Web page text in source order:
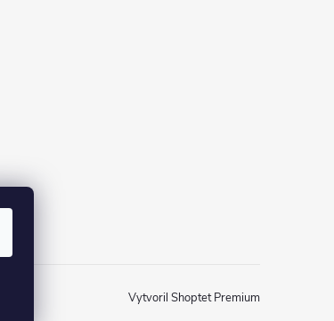
Vytvoril Shoptet Premium